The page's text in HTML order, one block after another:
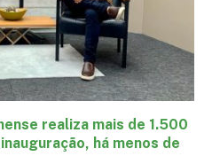
realiza mais de 1.500
há menos de